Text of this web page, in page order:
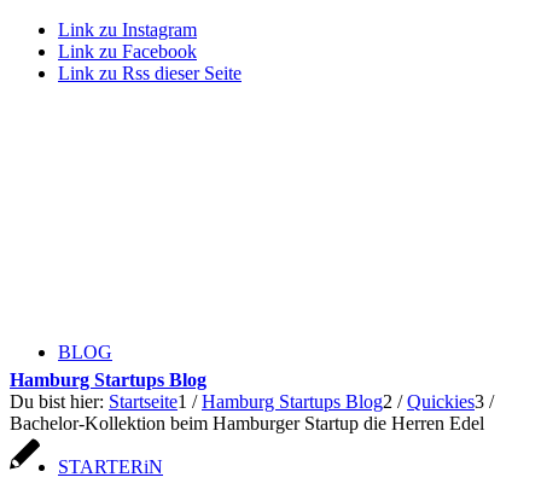
Link zu Instagram
Link zu Facebook
Link zu Rss dieser Seite
BLOG
STARTERiN
Hamburg Startups Blog
Du bist hier: Startseite1 / Hamburg Startups Blog2 / Quickies3 /
Bachelor-Kollektion beim Hamburger Startup die Herren Edel